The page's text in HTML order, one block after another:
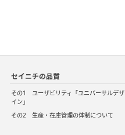
セイニチの品質
その1 ユーザビリティ「ユニバーサルデザ
イン」
その2 生産・在庫管理の体制について